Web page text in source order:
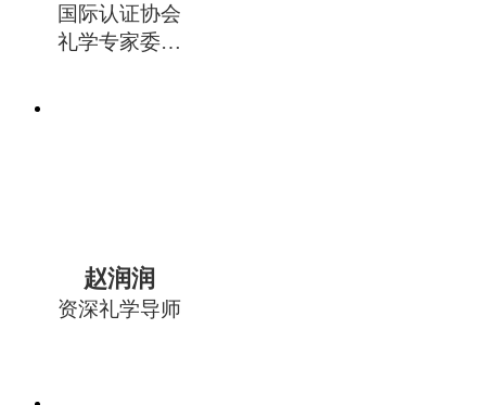
国际认证协会
礼学专家委员
赵润润
资深礼学导师